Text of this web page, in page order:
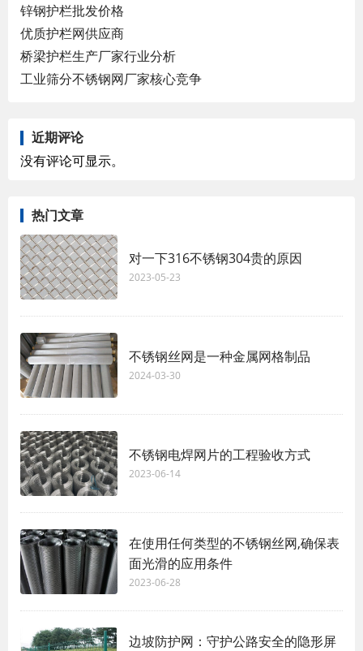
锌钢护栏批发价格
优质护栏网供应商
桥梁护栏生产厂家行业分析
工业筛分不锈钢网厂家核心竞争
近期评论
没有评论可显示。
热门文章
对一下316不锈钢304贵的原因
2023-05-23
不锈钢丝网是一种金属网格制品
2024-03-30
不锈钢电焊网片的工程验收方式
2023-06-14
在使用任何类型的不锈钢丝网,确保表
面光滑的应用条件
2023-06-28
边坡防护网：守护公路安全的隐形屏